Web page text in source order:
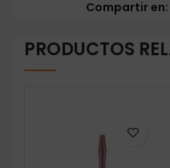
Compartir en
PRODUCTOS